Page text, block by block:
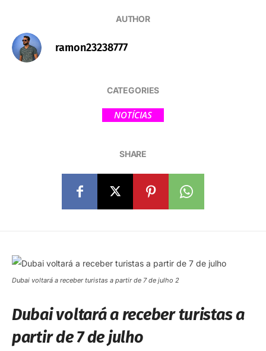
AUTHOR
ramon23238777
CATEGORIES
NOTÍCIAS
SHARE
Dubai voltará a receber turistas a partir de 7 de julho 2
Dubai voltará a receber turistas a
partir de 7 de julho